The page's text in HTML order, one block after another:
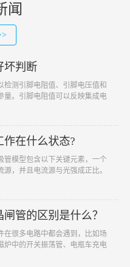
闻
坏判断
检测引脚电阻值、引脚电压值和
量。引脚电阻值可以反映集成电
作在什么状态?
管模型包含以下关键元素，一个
，并且电流源与光强成正比。
管的区别是什么？
在很多电路中都会遇到，比如场
炉中的开关振荡管、电瓶车充电